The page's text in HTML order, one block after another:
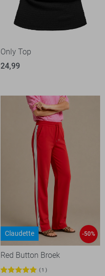
Only Top
24,99
Claudette -50%
Red Button Broek
1